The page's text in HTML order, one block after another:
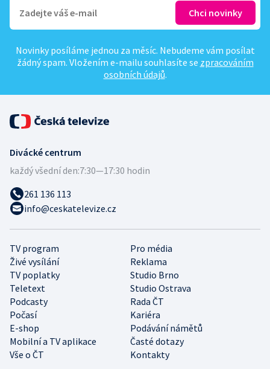
Novinky posíláme jednou za měsíc. Nebudeme vám posílat
žádný spam. Vložením e-mailu souhlasíte se zpracováním
osobních údajů.